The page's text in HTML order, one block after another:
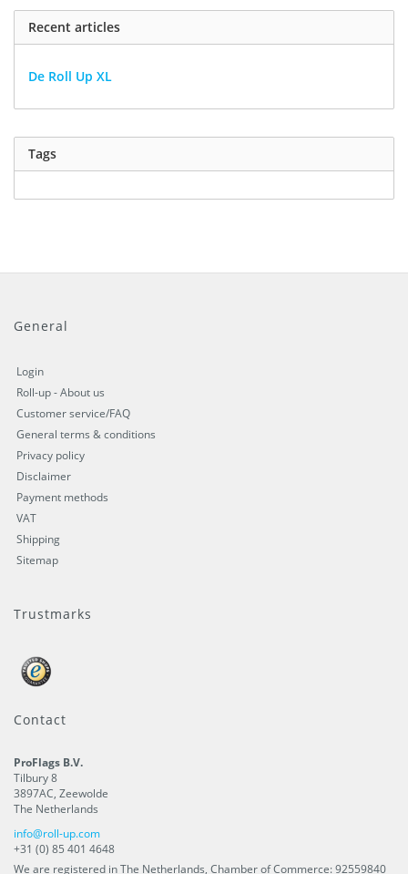
Recent articles
De Roll Up XL
Tags
General
Login
Roll-up - About us
Customer service/FAQ
General terms & conditions
Privacy policy
Disclaimer
Payment methods
VAT
Shipping
Sitemap
Trustmarks
Contact
ProFlags B.V.
Tilbury 8
3897AC, Zeewolde
The Netherlands
info@roll-up.com
+31 (0) 85 401 4648
We are registered in The Netherlands, Chamber of Commerce: 92559840